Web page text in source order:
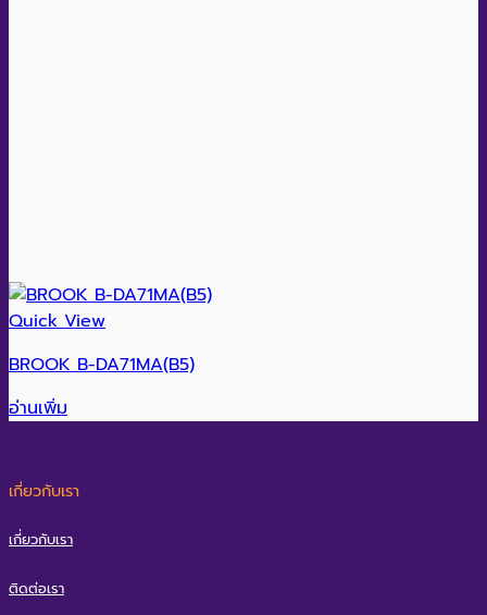
Quick View
BROOK B-DA71MA(B5)
อ่านเพิ่ม
เกี่ยวกับเรา
เกี่ยวกับเรา
ติดต่อเรา